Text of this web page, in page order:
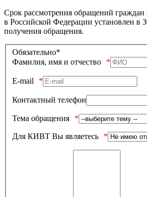
Срок рассмотрения обращений граждан
в Российской Федерации установлен в
получения обращения.
Обязательно*
Фамилия, имя и отчество
E-mail
Контактный телефон
Тема обращения
Для КИВТ Вы являетесь